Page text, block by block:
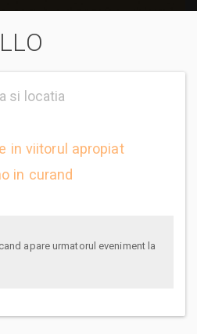
si locatia
in viitorul apropiat
in curand